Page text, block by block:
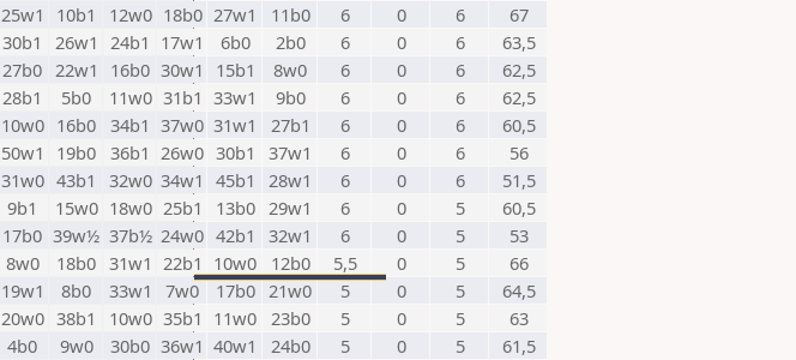
25w1 10b1 12w0 18b0 27w1 11b0 6 0 6
67
30b1 26w1 24b1 17w1 6b0 2b0 6 0 6
63,5
27b0 22w1 16b0 30w1 15b1 8w0 6 0 6
62,5
28b1 5b0 11w0 31b1 33w1 9b0 6 0 6
62,5
10w0 16b0 34b1 37w0 31w1 27b1 6 0 6
60,5
50w1 19b0 36b1 26w0 30b1 37w1 6 0 6
56
31w0 43b1 32w0 34w1 45b1 28w1 6 0 6
51,5
9b1 15w0 18w0 25b1 13b0 29w1 6 0 5
60,5
17b0 39w½ 37b½ 24w0 42b1 32w1 6 0 5
53
8w0 18b0 31w1 22b1 10w0 12b0 5,5 0 5
66
19w1 8b0 33w1 7w0 17b0 21w0 5 0 5
64,5
20w0 38b1 10w0 35b1 11w0 23b0 5 0 5
63
4b0 9w0 30b0 36w1 40w1 24b0 5 0 5
61,5